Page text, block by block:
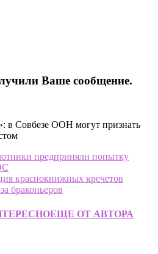
Ваше сообщение.
предприняли попытку
краснокнижных кречетов
браконьеров
ЕЩЕ ОТ АВТОРА